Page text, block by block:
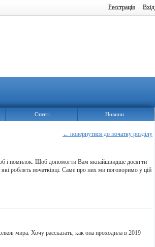
Реєстрація Вхід
Статті Новини
← повернутися до початку розділу
і помилок. Щоб допомогти Вам якнайшвидше досягти
роблять початківці. Саме про них ми поговоримо у цій
мира. Хочу рассказать, как она проходила в 2019